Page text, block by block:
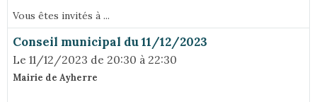
Vous êtes invités à ...
Conseil municipal du 11/12/2023
Le 11/12/2023 de 20:30 à 22:30
Mairie de Ayherre